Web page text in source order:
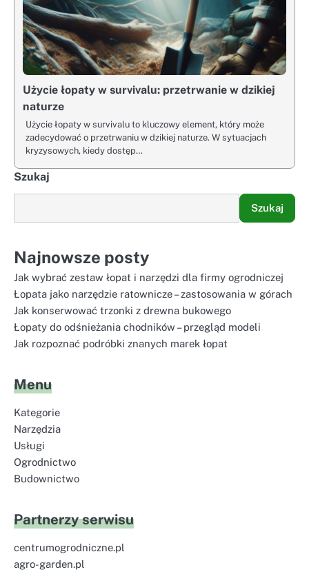
Użycie łopaty w survivalu: przetrwanie w dzikiej
naturze
Użycie łopaty w survivalu to kluczowy element, który może
zadecydować o przetrwaniu w dzikiej naturze. W sytuacjach
kryzysowych, kiedy dostęp…
Szukaj
Szukaj
Najnowsze posty
Jak wybrać zestaw łopat i narzędzi dla firmy ogrodniczej
Łopata jako narzędzie ratownicze – zastosowania w górach
Jak konserwować trzonki z drewna bukowego
Łopaty do odśnieżania chodników – przegląd modeli
Jak rozpoznać podróbki znanych marek łopat
Menu
Kategorie
Narzędzia
Usługi
Ogrodnictwo
Budownictwo
Partnerzy serwisu
centrumogrodniczne.pl
agro-garden.pl